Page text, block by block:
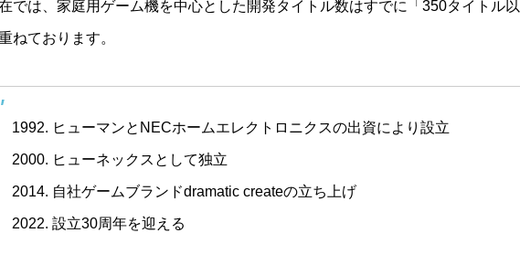
では、家庭用ゲーム機を中心とした開発タイトル数はすでに「350タイトル
ねております。
1992. ヒューマンとNECホームエレクトロニクスの出資により設立
2000. ヒューネックスとして独立
2014. 自社ゲームブランドdramatic createの立ち上げ
2022. 設立30周年を迎える